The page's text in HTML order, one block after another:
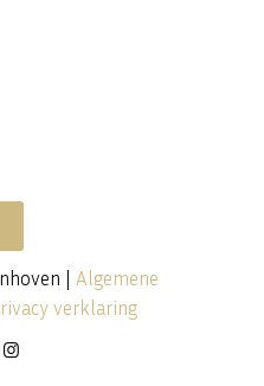
| Algemene
verklaring